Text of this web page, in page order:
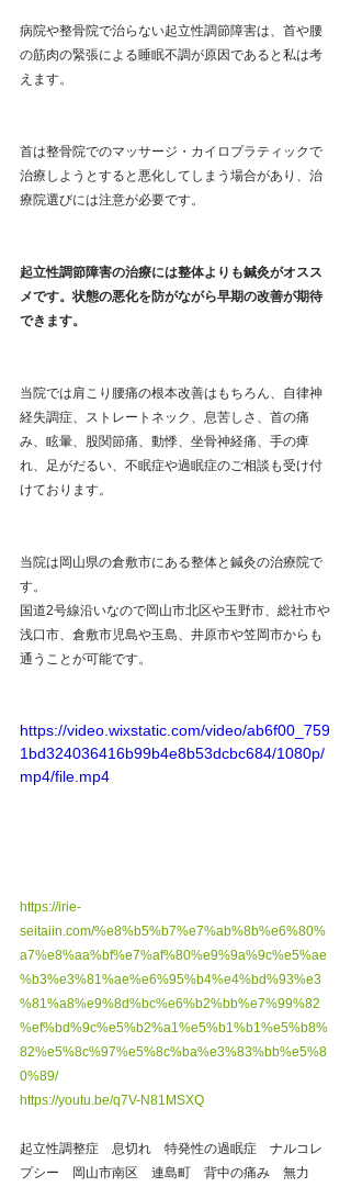
病院や整骨院で治らない起立性調節障害は、首や腰
の筋肉の緊張による睡眠不調が原因であると私は考
えます。
首は整骨院でのマッサージ・カイロプラティックで
治療しようとすると悪化してしまう場合があり、治
療院選びには注意が必要です。
起立性調節障害の治療には整体よりも鍼灸がオスス
メです。状態の悪化を防がながら早期の改善が期待
できます。
当院では肩こり腰痛の根本改善はもちろん、自律神
経失調症、ストレートネック、息苦しさ、首の痛
み、眩暈、股関節痛、動悸、坐骨神経痛、手の痺
れ、足がだるい、不眠症や過眠症のご相談も受け付
けております。
当院は岡山県の倉敷市にある整体と鍼灸の治療院で
す。
国道2号線沿いなので岡山市北区や玉野市、総社市や
浅口市、倉敷市児島や玉島、井原市や笠岡市からも
通うことが可能です。
https://video.wixstatic.com/video/ab6f00_759
1bd324036416b99b4e8b53dcbc684/1080p/
mp4/file.mp4
https://irie-
seitaiin.com/%e8%b5%b7%e7%ab%8b%e6%80%
a7%e8%aa%bf%e7%af%80%e9%9a%9c%e5%ae
%b3%e3%81%ae%e6%95%b4%e4%bd%93%e3
%81%a8%e9%8d%bc%e6%b2%bb%e7%99%82
%ef%bd%9c%e5%b2%a1%e5%b1%b1%e5%b8%
82%e5%8c%97%e5%8c%ba%e3%83%bb%e5%8
0%89/
https://youtu.be/q7V-N81MSXQ
起立性調整症　息切れ　特発性の過眠症　ナルコレ
プシー　岡山市南区　連島町　背中の痛み　無力